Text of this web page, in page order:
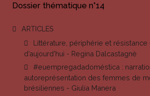
Dossier thématique n°14
ARTICLES
Littérature, périphérie et résistance
d’aujourd’hui - Regina Dalcastagnè
#euempregadadoméstica :
autoreprésentation des femmes de
brésiliennes - Giulia Manera